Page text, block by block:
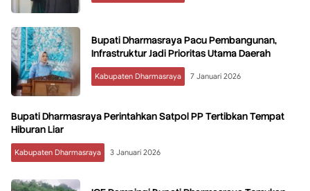
Bupati Dharmasraya Pacu Pembangunan,
Infrastruktur Jadi Prioritas Utama Daerah
Kabupaten Dharmasraya 7 Januari 2026
Bupati Dharmasraya Perintahkan Satpol PP Tertibkan Tempat
Hiburan Liar
Kabupaten Dharmasraya 3 Januari 2026